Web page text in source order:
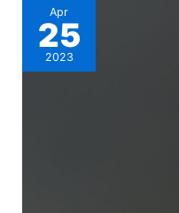
Apr
25
2023